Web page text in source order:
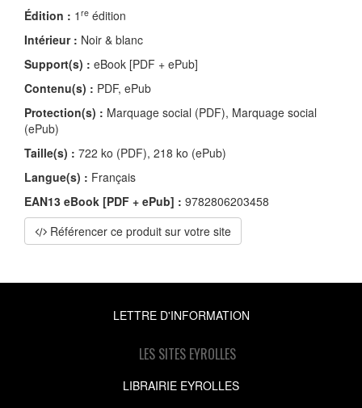
Édition : 1 re édition
Intérieur : Noir & blanc
Support(s) : eBook [PDF + ePub]
Contenu(s) : PDF, ePub
Protection(s) : Marquage social (PDF), Marquage social
(ePub)
Taille(s) : 722 ko (PDF), 218 ko (ePub)
Langue(s) : Français
EAN13 eBook [PDF + ePub] : 9782806203458
Référencer ce produit sur votre site
LETTRE D'INFORMATION
LES SITES EYROLLES
LIBRAIRIE EYROLLES